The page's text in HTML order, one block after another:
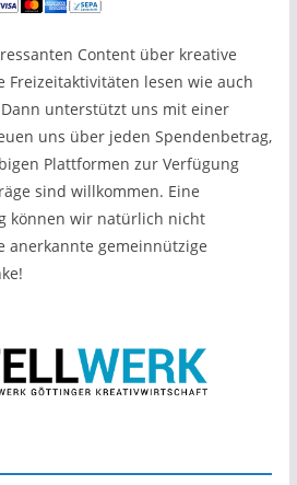
Content über kreative
Freizeitaktivitäten lesen wie auch
unterstützt uns mit einer
uns über jeden Spendenbetrag,
Plattformen zur Verfügung
sind willkommen. Eine
können wir natürlich nicht
anerkannte gemeinnützige